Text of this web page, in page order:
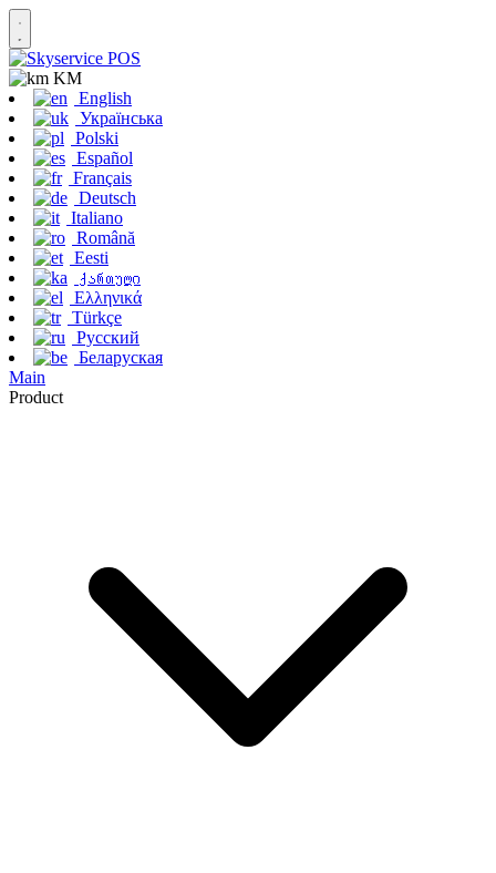
KM
English
Українська
Polski
Español
Français
Deutsch
Italiano
Română
Eesti
ქართული
Ελληνικά
Türkçe
Русский
Беларуская
Main
Product